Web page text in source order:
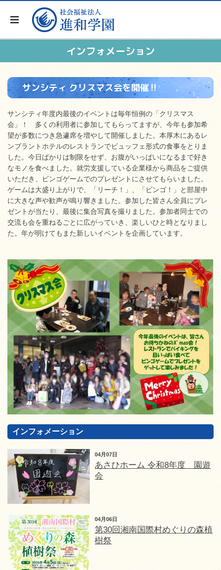
インフォメーション
サンシティ クリスマス会を開催‼
サンシティ年度内最後のイベントは毎年恒例の「クリスマス
会」！ 多くの利用者に参加してもらってますが、今年も参加希
望が多数につき急遽席を増やして開催しました。本厚木にあるレ
ンブラントホテルのレストランでビュッフェ形式の食事をとりま
した。今日ばかりは制限をせず、お腹がいっぱいになるまで好き
なモノを食べました。就労支援している企業様から商品をご提供
いただき、ビンゴゲームでのプレゼントにさせてもらいました。
ゲームは大盛り上がりで、「リーチ！」、「ビンゴ！」と部屋中
に大きな声や歓声が鳴り響きました。参加した皆さん全員にプレ
ゼントが当たり、最後に集合写真を撮りました。参加者同士での
交流も会を重ねるごとに広がっていき、楽しいひと時となりまし
た。年が明けてもまた新しいイベントを企画しています。
インフォメーション
04月07日
あさひホーム 令和8年度 園遊
会
04月06日
第30回湘南国際村めぐりの森植
樹祭